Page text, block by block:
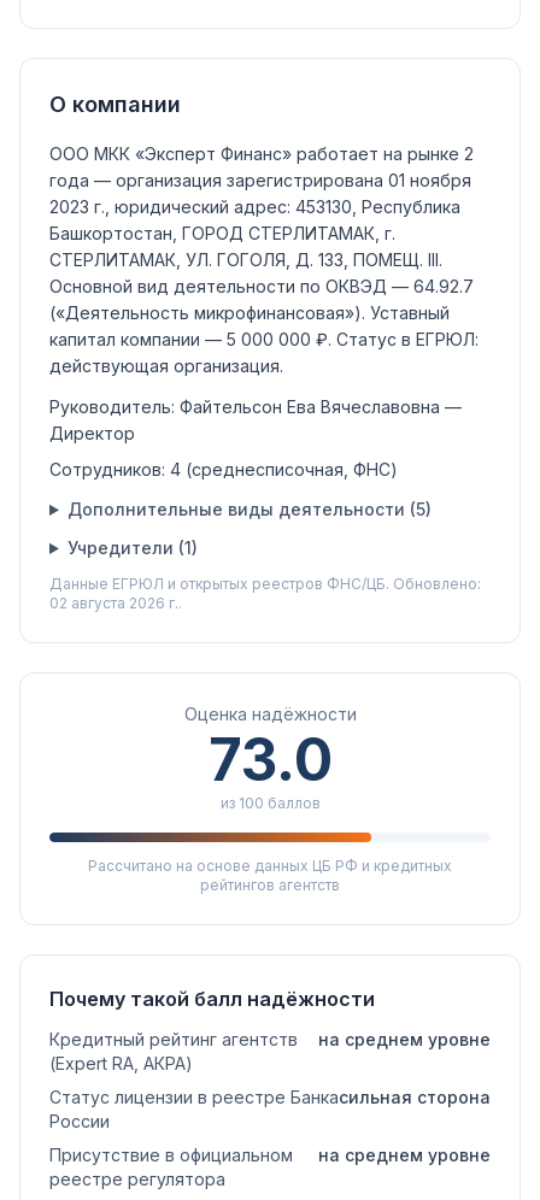
О компании
ООО МКК «Эксперт Финанс» работает на рынке 2
года — организация зарегистрирована 01 ноября
2023 г., юридический адрес: 453130, Республика
Башкортостан, ГОРОД СТЕРЛИТАМАК, г.
СТЕРЛИТАМАК, УЛ. ГОГОЛЯ, Д. 133, ПОМЕЩ. III.
Основной вид деятельности по ОКВЭД — 64.92.7
(«Деятельность микрофинансовая»). Уставный
капитал компании — 5 000 000 ₽. Статус в ЕГРЮЛ:
действующая организация.
Руководитель: Файтельсон Ева Вячеславовна —
Директор
Сотрудников: 4 (среднесписочная, ФНС)
Дополнительные виды деятельности (5)
Учредители (1)
Данные ЕГРЮЛ и открытых реестров ФНС/ЦБ. Обновлено:
02 августа 2026 г..
Оценка надёжности
73.0
из 100 баллов
Рассчитано на основе данных ЦБ РФ и кредитных
рейтингов агентств
Почему такой балл надёжности
Кредитный рейтинг агентств
(Expert RA, АКРА)
на среднем уровне
Статус лицензии в реестре Банка
России
сильная сторона
Присутствие в официальном
реестре регулятора
на среднем уровне